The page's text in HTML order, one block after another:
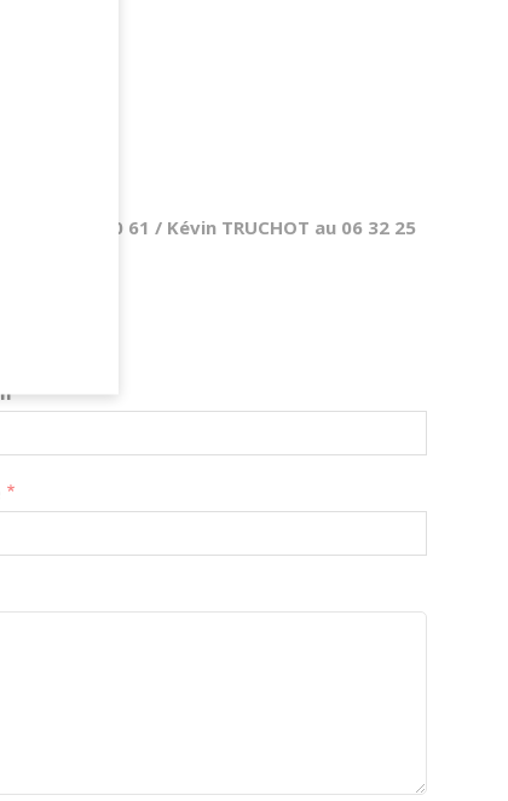
06 23 82 70 61 / Kévin TRUCHOT au 06 32 25